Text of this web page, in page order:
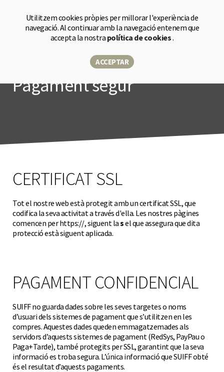
Utilitzem cookies pròpies per millorar l'experiència de
navegació. Al continuar amb la navegació entenem que
accepta la nostra política de cookies.
ACCEPTAR
Botiga
Pagament segur
CERTIFICAT SSL
Tot el nostre web està protegit amb un certificat SSL, que
codifica la seva activitat a través d'ella. Les nostres pàgines
comencen per https://, siguent lasel que assegura que dita
protecció està siguent aplicada.
PAGAMENT CONFIDENCIAL
SUIFF no guarda dades sobre les seves targetes o noms
d’usuari dels sistemes de pagament que s’utilitzen en les
compres. Aquestes dades queden emmagatzemades als
servidors d’aquests sistemes de pagament (RedSys, PayPau o
Paga+Tarde), també protegits per SSL, garantint que la seva
informació es troba segura. L’única informació que SUIFF obté
és el resultat d’aquests pagaments.